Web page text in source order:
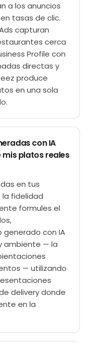
a los anuncios
tasas de clic.
capturan
cerca
Profile con
directas y
produce
en una sola
con IA
platos reales
en tus
fidelidad
formules el
con IA
ambiente — la
— utilizando
delivery donde
en la